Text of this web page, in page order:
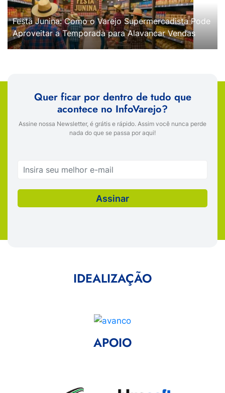
Festa Junina: Como o Varejo Supermercadista Pode
Aproveitar a Temporada para Alavancar Vendas
Quer ficar por dentro de tudo que
acontece no InfoVarejo?
Assine nossa Newsletter, é grátis e rápido. Assim você nunca perde
nada do que se passa por aqui!
IDEALIZAÇÃO
APOIO